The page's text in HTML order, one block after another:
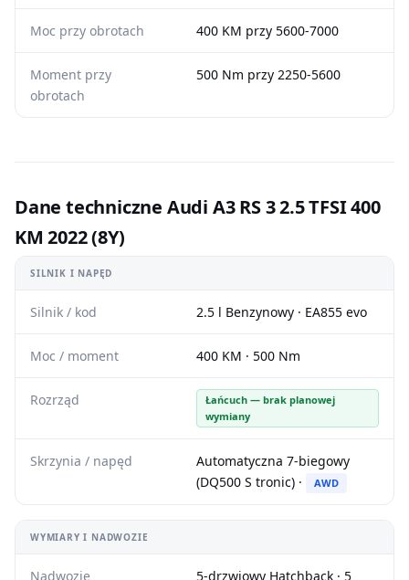
Moc przy obrotach 400 KM przy 5600-7000
Moment przy
obrotach
500 Nm przy 2250-5600
Dane techniczne Audi A3 RS 3 2.5 TFSI 400
KM 2022 (8Y)
SILNIK I NAPĘD
Silnik / kod 2.5 l Benzynowy · EA855 evo
Moc / moment 400 KM · 500 Nm
Rozrząd
Łańcuch — brak planowej
wymiany
Skrzynia / napęd
Automatyczna 7-biegowy
(DQ500 S tronic) ·
AWD
WYMIARY I NADWOZIE
Nadwozie 5-drzwiowy Hatchback · 5